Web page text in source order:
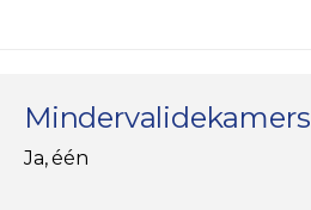
Mindervalidekamers
Ja, één